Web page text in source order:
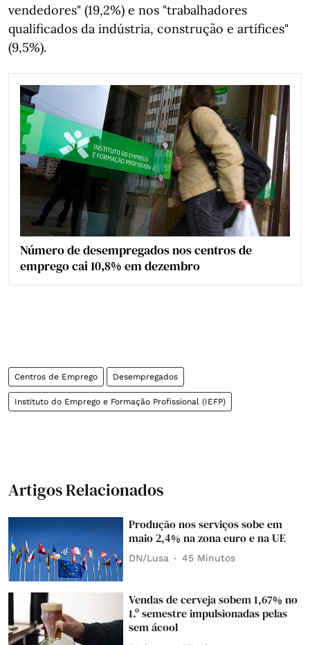
vendedores" (19,2%) e nos "trabalhadores
qualificados da indústria, construção e artífices"
(9,5%).
Número de desempregados nos centros de
emprego cai 10,8% em dezembro
Centros de Emprego Desempregados
Instituto do Emprego e Formação Profissional (IEFP)
Artigos Relacionados
Produção nos serviços sobe em
maio 2,4% na zona euro e na UE
DN/Lusa 45 Minutos
Vendas de cerveja sobem 1,67% no
1.º semestre impulsionadas pelas
sem ácool